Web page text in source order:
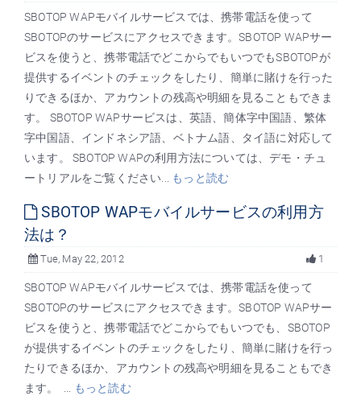
SBOTOP WAPモバイルサービスでは、携帯電話を使って
SBOTOPのサービスにアクセスできます。SBOTOP WAPサー
ビスを使うと、携帯電話でどこからでもいつでもSBOTOPが
提供するイベントのチェックをしたり、簡単に賭けを行った
りできるほか、アカウントの残高や明細を見ることもできま
す。 SBOTOP WAPサービスは、英語、簡体字中国語、繁体
字中国語、インドネシア語、ベトナム語、タイ語に対応して
います。 SBOTOP WAPの利用方法については、デモ・チュ
ートリアルをご覧ください...
もっと読む
SBOTOP WAPモバイルサービスの利用方
法は？
Tue, May 22, 2012 1
SBOTOP WAPモバイルサービスでは、携帯電話を使って
SBOTOPのサービスにアクセスできます。SBOTOP WAPサー
ビスを使うと、携帯電話でどこからでもいつでも、SBOTOP
が提供するイベントのチェックをしたり、簡単に賭けを行っ
たりできるほか、アカウントの残高や明細を見ることもでき
ます。 ...
もっと読む